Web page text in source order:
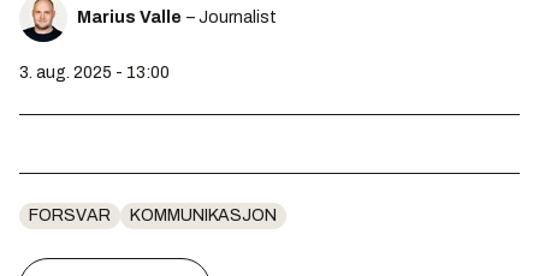
Marius Valle – Journalist
3. aug. 2025 - 13:00
FORSVAR KOMMUNIKASJON